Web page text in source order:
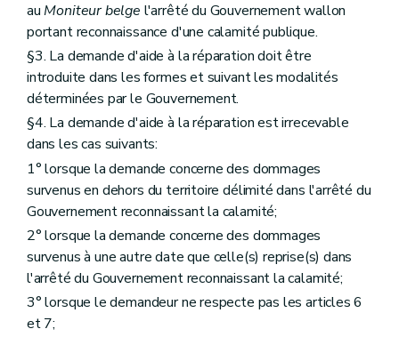
auMoniteur belge l'arrêté du Gouvernement wallon
portant reconnaissance d'une calamité publique.
§3. La demande d'aide à la réparation doit être
introduite dans les formes et suivant les modalités
déterminées par le Gouvernement.
§4. La demande d'aide à la réparation est irrecevable
dans les cas suivants:
1° lorsque la demande concerne des dommages
survenus en dehors du territoire délimité dans l'arrêté du
Gouvernement reconnaissant la calamité;
2° lorsque la demande concerne des dommages
survenus à une autre date que celle(s) reprise(s) dans
l'arrêté du Gouvernement reconnaissant la calamité;
3° lorsque le demandeur ne respecte pas les articles 6
et 7;